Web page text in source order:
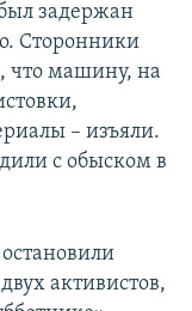
задержан
Сторонники
, что машину, на
– изъяли.
с обыском в
активистов,